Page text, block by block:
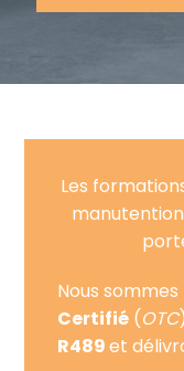
Les
Nous sommes
Certifié (OTC
R489et